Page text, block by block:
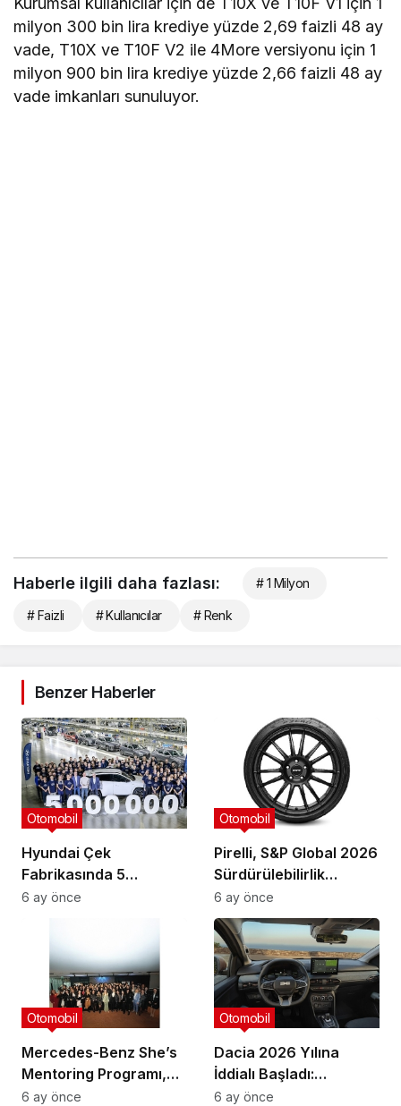
milyon 300 bin lira krediye yüzde 2,69 faizli 48 ay
vade, T10X ve T10F V2 ile 4More versiyonu için 1
milyon 900 bin lira krediye yüzde 2,66 faizli 48 ay
vade imkanları sunuluyor.
Haberle ilgili daha fazlası: # 1 Milyon
# Faizli # Kullanıcılar # Renk
Benzer Haberler
Hyundai Çek
Fabrikasında 5
Milyonuncu Araç
Otomobil
6 ay önce
Pirelli, S&P Global 2026
Sürdürülebilirlik
Yıllığı’nda Dünyadaki
Tek Lastik Üreticisi
Olarak “İlk %1” İçinde
Yer Aldı
Otomobil
6 ay önce
Mercedes-Benz She’s
Mentoring Programı,
3.Yılında Geleceğin
Otomobil
6 ay önce
Dacia 2026 Yılına
İddialı Başladı:
Yenilenen Model Ailesi
Otomobil
6 ay önce